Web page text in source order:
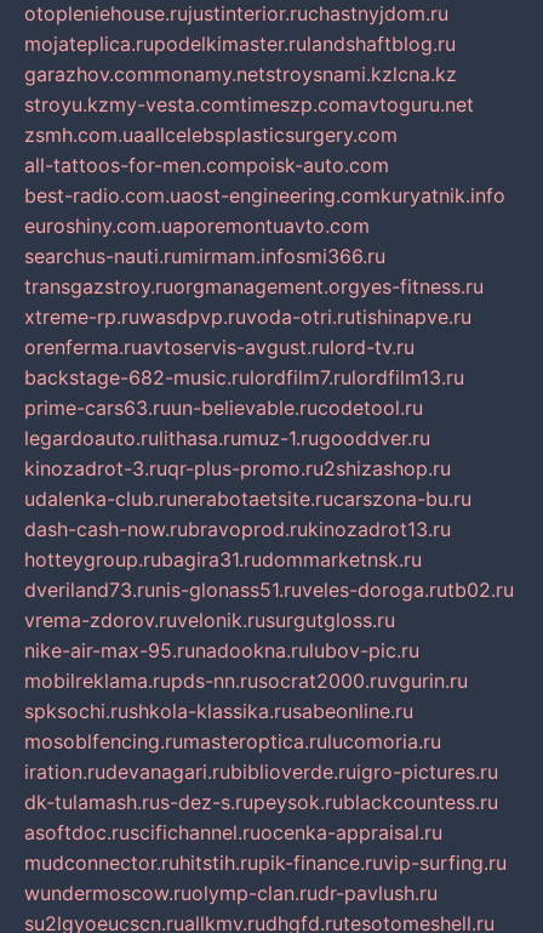
otopleniehouse.rujustinterior.ruchastnyjdom.ru
mojateplica.rupodelkimaster.rulandshaftblog.ru
garazhov.commonamy.netstroysnami.kzlcna.kz
stroyu.kzmy-vesta.comtimeszp.comavtoguru.net
zsmh.com.uaallcelebsplasticsurgery.com
all-tattoos-for-men.compoisk-auto.com
best-radio.com.uaost-engineering.comkuryatnik.info
euroshiny.com.uaporemontuavto.com
searchus-nauti.rumirmam.infosmi366.ru
transgazstroy.ruorgmanagement.orgyes-fitness.ru
xtreme-rp.ruwasdpvp.ruvoda-otri.rutishinapve.ru
orenferma.ruavtoservis-avgust.rulord-tv.ru
backstage-682-music.rulordfilm7.rulordfilm13.ru
prime-cars63.ruun-believable.rucodetool.ru
legardoauto.rulithasa.rumuz-1.rugooddver.ru
kinozadrot-3.ruqr-plus-promo.ru2shizashop.ru
udalenka-club.runerabotaetsite.rucarszona-bu.ru
dash-cash-now.rubravoprod.rukinozadrot13.ru
hotteygroup.rubagira31.rudommarketnsk.ru
dveriland73.runis-glonass51.ruveles-doroga.rutb02.ru
vrema-zdorov.ruvelonik.rusurgutgloss.ru
nike-air-max-95.runadookna.rulubov-pic.ru
mobilreklama.rupds-nn.rusocrat2000.ruvgurin.ru
spksochi.rushkola-klassika.rusabeonline.ru
mosoblfencing.rumasteroptica.rulucomoria.ru
iration.rudevanagari.rubiblioverde.ruigro-pictures.ru
dk-tulamash.rus-dez-s.rupeysok.rublackcountess.ru
asoftdoc.ruscifichannel.ruocenka-appraisal.ru
mudconnector.ruhitstih.rupik-finance.ruvip-surfing.ru
wundermoscow.ruolymp-clan.rudr-pavlush.ru
su2lgyoeucscn.ruallkmv.rudhgfd.rutesotomeshell.ru